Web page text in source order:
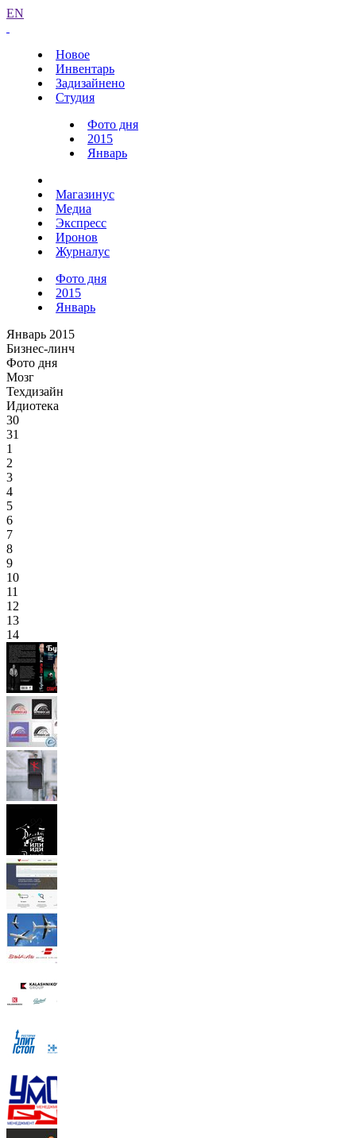
EN
Новое
Инвентарь
Задизайнено
Студия
Фото дня
2015
Январь
Магазинус
Медиа
Экспресс
Иронов
Журналус
Фото дня
2015
Январь
Январь 2015
Бизнес-линч
Фото дня
Мозг
Техдизайн
Идиотека
30
31
1
2
3
4
5
6
7
8
9
10
11
12
13
14